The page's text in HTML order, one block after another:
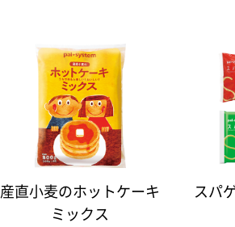
産直小麦のホットケーキ
ミックス
スパ